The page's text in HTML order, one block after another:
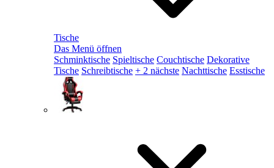
Tische
Das Menü öffnen
Schminktische Spieltische Couchtische Dekorative
Tische Schreibtische + 2 nächste Nachttische Esstische